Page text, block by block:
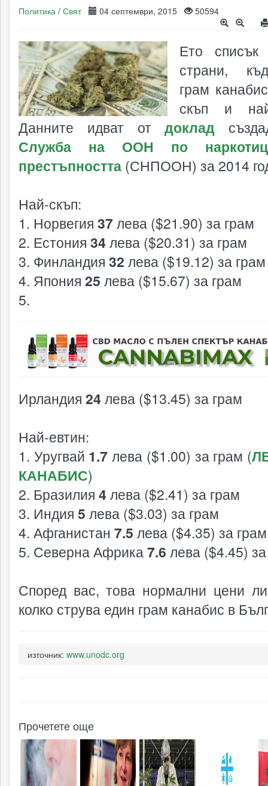
Политика / Свят 04 септември, 2015 50594
Ето
страни,
грам
скъп и
Данните идват отдоклад
Служба на ООН по
престъпността (СНПООН) за 2014
Най-скъп:
1. Норвегия 37лева ($21.90) за грам
2. Естония 34 лева ($20.31) за грам
3. Финландия 32 лева ($19.12) за грам
4. Япония 25 лева ($15.67) за грам
5.
реклама
Ирландия 24 лева ($13.45) за грам
Най-евтин:
1. Уругвай 1.7 лева ($1.00) за грам (
КАНАБИС)
2. Бразилия 4 лева ($2.41) за грам
3. Индия 5 лева ($3.03) за грам
4. Афганистан 7.5 лева ($4.35) за грам
5. Северна Африка7.6 лева ($4.45)
Според вас, това нормални цени
колко струва един грам канабис в
източник: www.unodc.org
Прочетете още